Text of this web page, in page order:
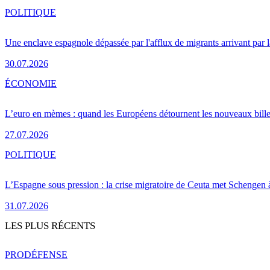
Une enclave espagnole dépassée par l'afflux de migrants arrivant par
30.07.2026
POLITIQUE
L’euro en mèmes : quand les Européens détournent les nouveaux
27.07.2026
ÉCONOMIE
L’Espagne sous pression : la crise migratoire de Ceuta met Schengen
31.07.2026
POLITIQUE
LES PLUS RÉCENTS
PRODÉFENSE